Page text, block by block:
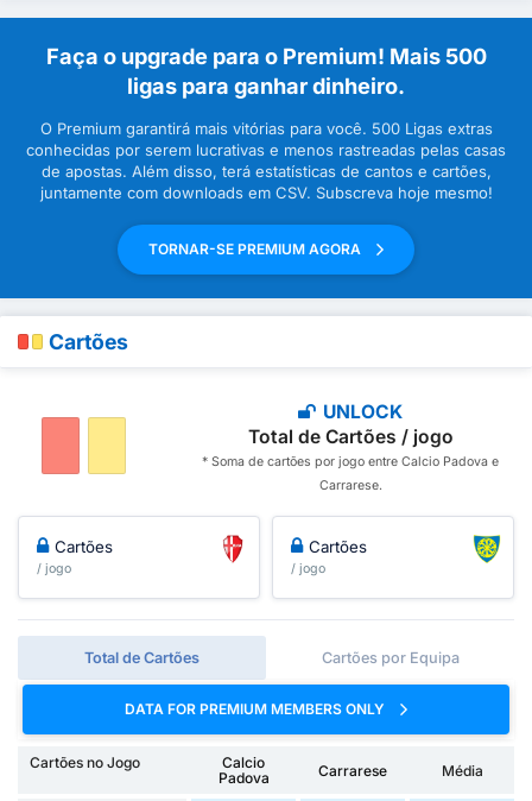
Faça o upgrade para o Premium! Mais 500
ligas para ganhar dinheiro.
O Premium garantirá mais vitórias para você. 500 Ligas extras
conhecidas por serem lucrativas e menos rastreadas pelas casas
de apostas. Além disso, terá estatísticas de cantos e cartões,
juntamente com downloads em CSV. Subscreva hoje mesmo!
TORNAR-SE PREMIUM AGORA
Cartões
UNLOCK
Total de Cartões / jogo
* Soma de cartões por jogo entre Calcio Padova e
Carrarese.
Cartões
/ jogo
Cartões
/ jogo
Total de Cartões Cartões por Equipa
DATA FOR PREMIUM MEMBERS ONLY
Cartões no Jogo
Calcio
Padova
Carrarese Média